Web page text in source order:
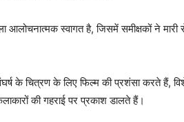
स्वागत है, जिसमें समीक्षकों ने मारी
के चित्रण के लिए फिल्म की प्रशंसा करते हैं,
की गहराई पर प्रकाश डालते हैं।